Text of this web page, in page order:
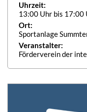
Uhrzeit:
13:00 Uhr bis 17:00
Ort:
Sportanlage
Veranstalter:
Förderverein der